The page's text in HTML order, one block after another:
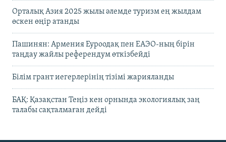
Орталық Азия 2025 жылы әлемде туризм ең жылдам
өскен өңір атанды
Пашинян: Армения Еуроодақ пен ЕАЭО-ның бірін
таңдау жайлы референдум өткізбейді
Білім грант иегерлерінің тізімі жарияланды
БАҚ: Қазақстан Теңіз кен орнында экологиялық заң
талабы сақталмаған дейді